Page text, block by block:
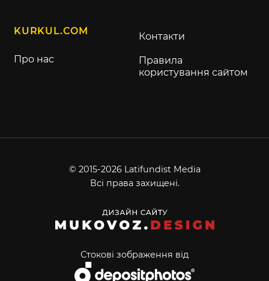
KURKUL.COM
Про нас
Контакти
Правила
користування сайтом
© 2015-2026 Latifundist Media
Всі права захищені.
Стокові зображення від